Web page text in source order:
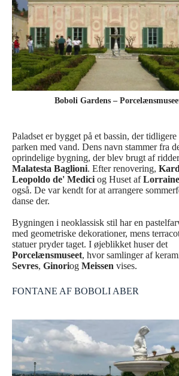
Boboli Gardens –
Paladset er bygget på et bassin, der
parken med vand. Dens navn stammer fra
oprindelige bygning, der blev brugt af
Malatesta Baglioni. Efter renovering,
Leopoldo de' Medici og Huset afLorraine
også. De var kendt for at arrangere
danse der.
Bygningen i neoklassisk stil har en
med geometriske dekorationer, mens
statuer pryder taget. I øjeblikket huser det
Porcelænsmuseet, hvor samlinger af
Sevres, Ginoriog Meissen vises.
FONTANE AF BOBOLI ABER